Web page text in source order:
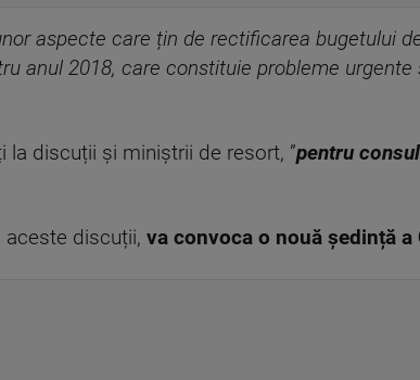
aspecte care țin de rectificarea bugetului
anul 2018, care constituie probleme urgente
la discuții și miniștrii de resort, ”pentru
aceste discuții, va convoca o nouă ședință a